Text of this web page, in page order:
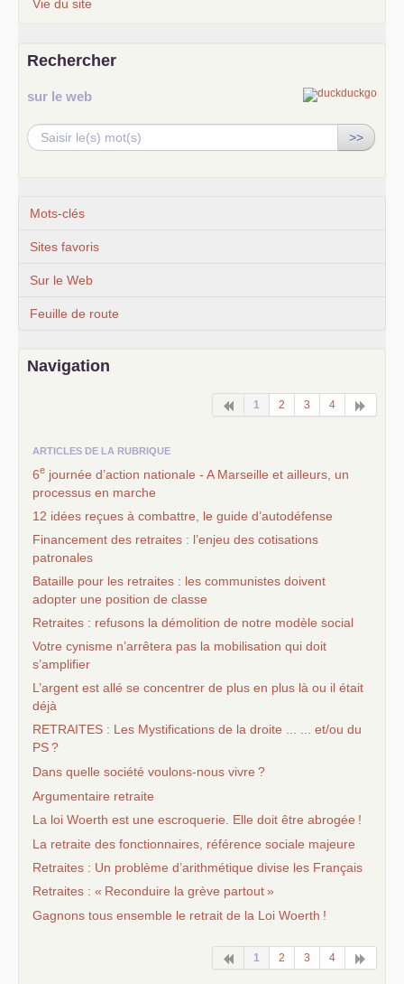
Vie du site
Rechercher
sur le web
>>
Mots-clés
Sites favoris
Sur le Web
Feuille de route
Navigation
1 2 3 4
ARTICLES DE LA RUBRIQUE
6e journée d’action nationale - A Marseille et ailleurs, un
processus en marche
12 idées reçues à combattre, le guide d’autodéfense
Financement des retraites : l’enjeu des cotisations
patronales
Bataille pour les retraites : les communistes doivent
adopter une position de classe
Retraites : refusons la démolition de notre modèle social
Votre cynisme n’arrêtera pas la mobilisation qui doit
s’amplifier
L’argent est allé se concentrer de plus en plus là ou il était
déjà
RETRAITES : Les Mystifications de la droite ... ... et/ou du
PS?
Dans quelle société voulons-nous vivre ?
Argumentaire retraite
La loi Woerth est une escroquerie. Elle doit être abrogée !
La retraite des fonctionnaires, référence sociale majeure
Retraites : Un problème d’arithmétique divise les Français
Retraites : « Reconduire la grève partout»
Gagnons tous ensemble le retrait de la Loi Woerth !
1 2 3 4